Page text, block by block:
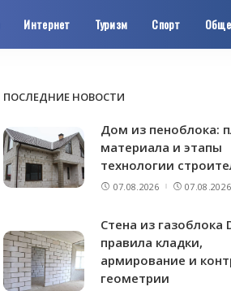
Интернет Туризм Спорт
ПОСЛЕДНИЕ НОВОСТИ
Дом из пеноблока:
материала и этапы
технологии
07.08.2026 07.08.2026
Стена из газоблока
правила кладки,
армирование и
геометрии